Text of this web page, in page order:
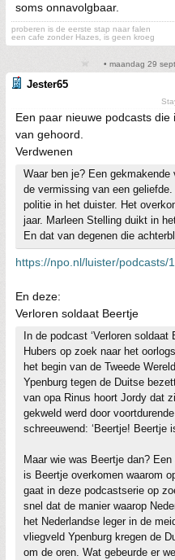
soms onnavolgbaar.
proberen is de eerste stap naar falen
een cafe zonder Hazes, is geen kroeg
• maandag 29
Jester65
Een paar nieuwe podcasts
van gehoord.
Verdwenen
Waar ben je? Een
de vermissing van een
politie in het duister. Het
jaar. Marleen Stelling duikt in
En dat van degenen die
https://npo.nl/luister/podcasts/
En deze:
Verloren soldaat Beertje
In de podcast ‘Verloren
Hubers op zoek naar het
het begin van de Tweede
Ypenburg tegen de Duitse
van opa Rinus hoort Jordy dat
gekweld werd door
schreeuwend: ‘Beertje! Beertje
Maar wie was Beertje dan?
is Beertje overkomen waarom
gaat in deze podcastserie op
snel dat de manier waarop
het Nederlandse leger in de
vliegveld Ypenburg kregen de
om de oren. Wat gebeurde er